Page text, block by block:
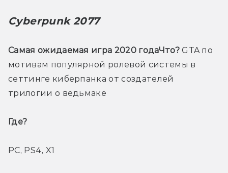
Cyberpunk 2077
Самая ожидаемая игра 2020 годаЧто? GTA по
мотивам популярной ролевой системы в
сеттинге киберпанка от создателей
трилогии о ведьмаке
Где?
PC, PS4, X1